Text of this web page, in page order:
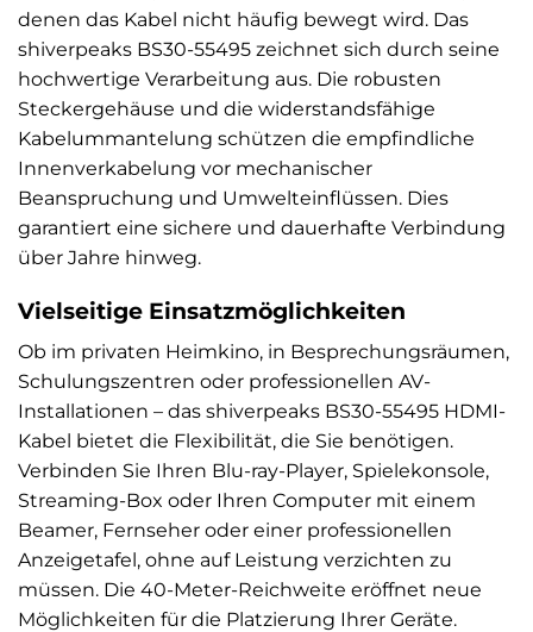
denen das Kabel nicht häufig bewegt wird. Das
shiverpeaks BS30-55495 zeichnet sich durch seine
hochwertige Verarbeitung aus. Die robusten
Steckergehäuse und die widerstandsfähige
Kabelummantelung schützen die empfindliche
Innenverkabelung vor mechanischer
Beanspruchung und Umwelteinflüssen. Dies
garantiert eine sichere und dauerhafte Verbindung
über Jahre hinweg.
Vielseitige Einsatzmöglichkeiten
Ob im privaten Heimkino, in Besprechungsräumen,
Schulungszentren oder professionellen AV-
Installationen – das shiverpeaks BS30-55495 HDMI-
Kabel bietet die Flexibilität, die Sie benötigen.
Verbinden Sie Ihren Blu-ray-Player, Spielekonsole,
Streaming-Box oder Ihren Computer mit einem
Beamer, Fernseher oder einer professionellen
Anzeigetafel, ohne auf Leistung verzichten zu
müssen. Die 40-Meter-Reichweite eröffnet neue
Möglichkeiten für die Platzierung Ihrer Geräte.